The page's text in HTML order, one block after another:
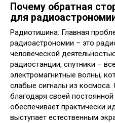
Почему обратная
для
Радиотишина: Главная
радиоастрономии – это
человеческой
радиостанции, спутники –
электромагнитные волны,
слабые сигналы из космоса.
благодаря своей
обеспечивает практически
выступает естественным